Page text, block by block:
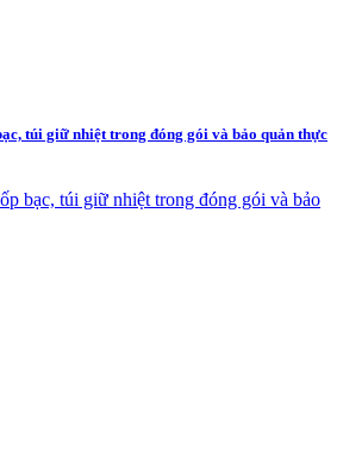
túi giữ nhiệt trong đóng gói và bảo quản thực
bạc, túi giữ nhiệt trong đóng gói và bảo